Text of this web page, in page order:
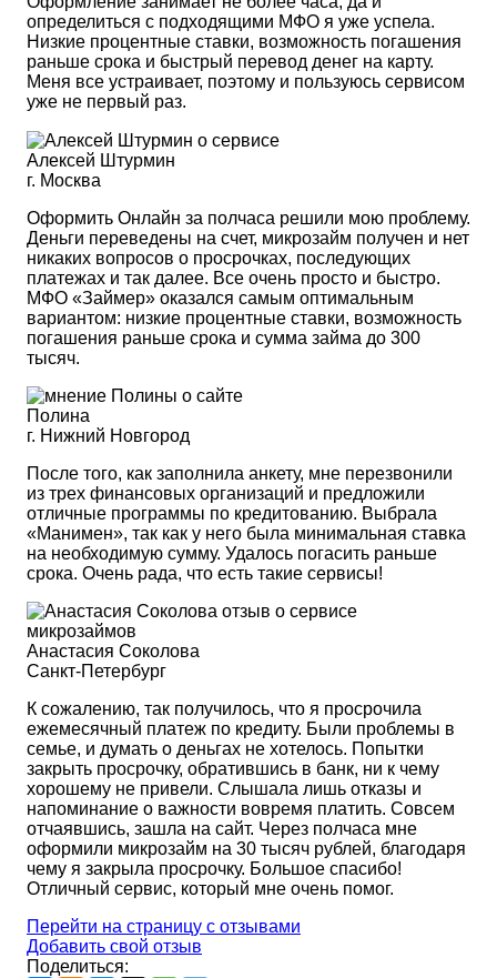
определиться с подходящими МФО я уже успела.
Низкие процентные ставки, возможность погашения
раньше срока и быстрый перевод денег на карту.
Меня все устраивает, поэтому и пользуюсь сервисом
уже не первый раз.
Алексей Штурмин
г. Москва
Оформить Онлайн за полчаса решили мою проблему.
Деньги переведены на счет, микрозайм получен и нет
никаких вопросов о просрочках, последующих
платежах и так далее. Все очень просто и быстро.
МФО «Займер» оказался самым оптимальным
вариантом: низкие процентные ставки, возможность
погашения раньше срока и сумма займа до 300
тысяч.
Полина
г. Нижний Новгород
После того, как заполнила анкету, мне перезвонили
из трех финансовых организаций и предложили
отличные программы по кредитованию. Выбрала
«Манимен», так как у него была минимальная ставка
на необходимую сумму. Удалось погасить раньше
срока. Очень рада, что есть такие сервисы!
Анастасия Соколова
Санкт-Петербург
К сожалению, так получилось, что я просрочила
ежемесячный платеж по кредиту. Были проблемы в
семье, и думать о деньгах не хотелось. Попытки
закрыть просрочку, обратившись в банк, ни к чему
хорошему не привели. Слышала лишь отказы и
напоминание о важности вовремя платить. Совсем
отчаявшись, зашла на сайт. Через полчаса мне
оформили микрозайм на 30 тысяч рублей, благодаря
чему я закрыла просрочку. Большое спасибо!
Отличный сервис, который мне очень помог.
Перейти на страницу с отзывами
Добавить свой отзыв
Поделиться: